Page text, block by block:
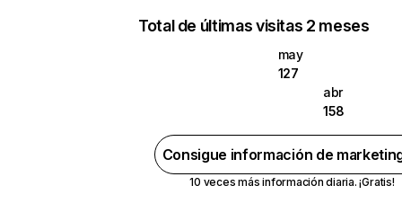
Total de últimas visitas 2 meses
may
127
abr
158
Consigue información de
10 veces más información diaria. ¡Gratis!